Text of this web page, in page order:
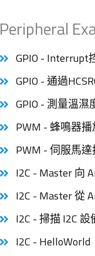
Peripheral
GPIO - Interrupt
GPIO - 通過
GPIO - 測量溫濕
PWM - 蜂鳴器
PWM - 伺服馬
I2C - Master 向
I2C - Master 從
I2C - 掃描 I2C 設
I2C - HelloWorld